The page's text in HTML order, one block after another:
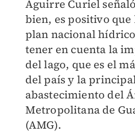
Aguirre Curiel
bien, es positivo que
plan nacional
tener en cuenta la
del lago, que es el
del país y la
abastecimiento del
Metropolitana de
(AMG).